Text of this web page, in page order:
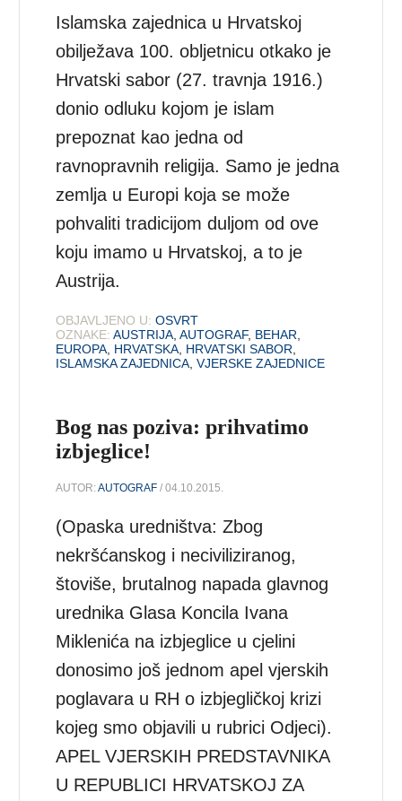
Islamska zajednica u Hrvatskoj
obilježava 100. obljetnicu otkako je
Hrvatski sabor (27. travnja 1916.)
donio odluku kojom je islam
prepoznat kao jedna od
ravnopravnih religija. Samo je jedna
zemlja u Europi koja se može
pohvaliti tradicijom duljom od ove
koju imamo u Hrvatskoj, a to je
Austrija.
OBJAVLJENO U: OSVRT
OZNAKE: AUSTRIJA ,AUTOGRAF, BEHAR
EUROPA HRVATSKA HRVATSKI SABOR
ISLAMSKA ZAJEDNICA ,VJERSKE ZAJEDNICE
Bog nas poziva: prihvatimo
izbjeglice!
AUTOR:AUTOGRAF / 04.10.2015.
(Opaska uredništva: Zbog
nekršćanskog i neciviliziranog,
štoviše, brutalnog napada glavnog
urednika Glasa Koncila Ivana
Miklenića na izbjeglice u cjelini
donosimo još jednom apel vjerskih
poglavara u RH o izbjegličkoj krizi
kojeg smo objavili u rubrici Odjeci).
APEL VJERSKIH PREDSTAVNIKA
U REPUBLICI HRVATSKOJ ZA